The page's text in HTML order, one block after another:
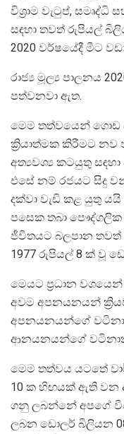
විශ්‍රාම වැටුප්, සමෘද්ධි
සඳහා තවත් රුපියල්
2020 වර්ෂයේදී මීට
රාජ්‍ය මූල්‍ය පාලනය
පත්වනවා ඇත.
මෙම තත්වයෙන් ගොඩ
ක්‍රියාත්මක කිරීමට නව
අත්‍යවශ්‍ය කටයුතු
එසේ නම් රජයට සිදු
දක්වා වැඩි කළ යුතු
පසෙක තබා පෞද්ගලික
ජීවිතයට බලපාන
1977 රුපියල් 8 ක් වූ
මෙයට ප්‍රධාන
අවම අපනයනයන්
අපනයනයන්ගේ
ආනයනයන්ගේ
මෙම තත්වය යටතේ
10 ක හිඟයක් ඇති වන
ගනු ලබන්නේ අපගේ
ලබන ඩොලර් බිලියන